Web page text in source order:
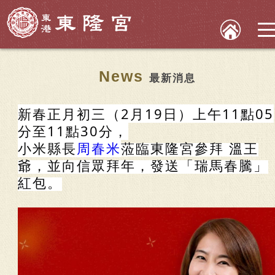
News 最新消息
新春正月初三（2月19日）上午11點05
分至11點30分，
小米縣長 周春米蒞臨東隆宮參拜 溫王
爺，並向信眾拜年，發送「瑞馬春騰」
紅包。